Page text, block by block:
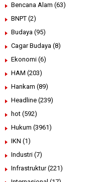
Bencana Alam (63)
BNPT (2)
Budaya (95)
Cagar Budaya (8)
Ekonomi (6)
HAM (203)
Hankam (89)
Headline (239)
hot (592)
Hukum (3961)
IKN (1)
Industri (7)
Infrastruktur (221)